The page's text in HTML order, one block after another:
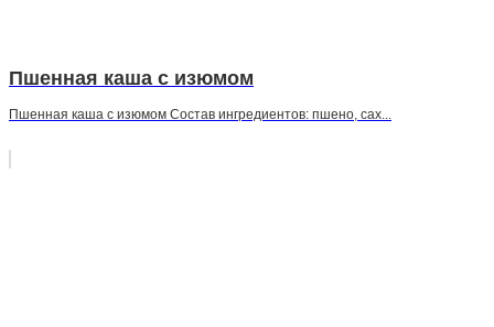
Пшенная каша с изюмом
Пшенная каша с изюмом Состав ингредиентов: пшено, сах...